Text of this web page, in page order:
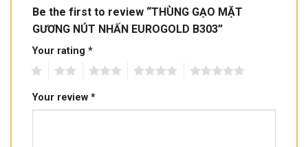
Be the first to review “THÙNG GẠO MẶT
GƯƠNG NÚT NHẤN EUROGOLD B303”
Your rating *
Your review *